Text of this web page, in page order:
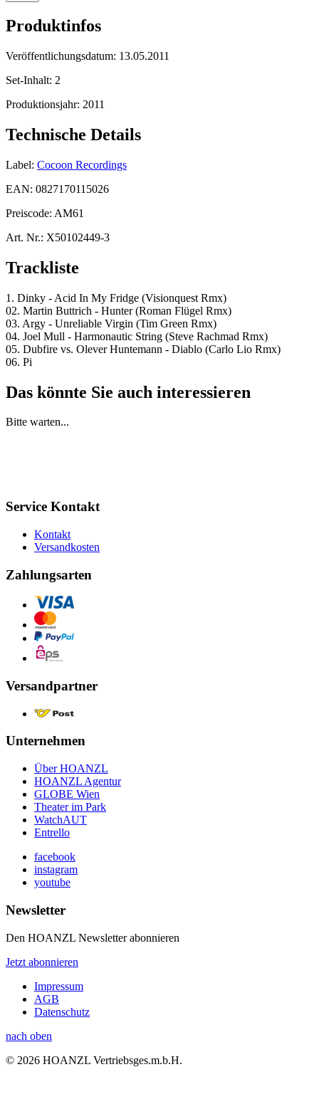
Produktinfos
Veröffentlichungsdatum: 13.05.2011
Set-Inhalt: 2
Produktionsjahr: 2011
Technische Details
Label: Cocoon Recordings
EAN: 0827170115026
Preiscode: AM61
Art. Nr.: X50102449-3
Trackliste
1. Dinky - Acid In My Fridge (Visionquest Rmx)
02. Martin Buttrich - Hunter (Roman Flügel Rmx)
03. Argy - Unreliable Virgin (Tim Green Rmx)
04. Joel Mull - Harmonautic String (Steve Rachmad Rmx)
05. Dubfire vs. Olever Huntemann - Diablo (Carlo Lio Rmx)
06. Pi
Das könnte Sie auch interessieren
Bitte warten...
Service Kontakt
Kontakt
Versandkosten
Zahlungsarten
Versandpartner
Unternehmen
Über HOANZL
HOANZL Agentur
GLOBE Wien
Theater im Park
WatchAUT
Entrello
facebook
instagram
youtube
Newsletter
Den HOANZL Newsletter abonnieren
Jetzt abonnieren
Impressum
AGB
Datenschutz
nach oben
© 2026 HOANZL Vertriebsges.m.b.H.